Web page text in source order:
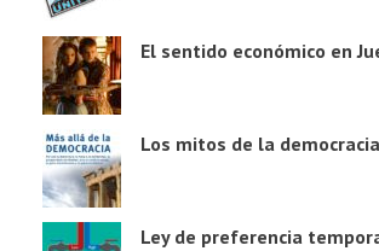
El sentido económico en
Los mitos de la
Ley de preferencia